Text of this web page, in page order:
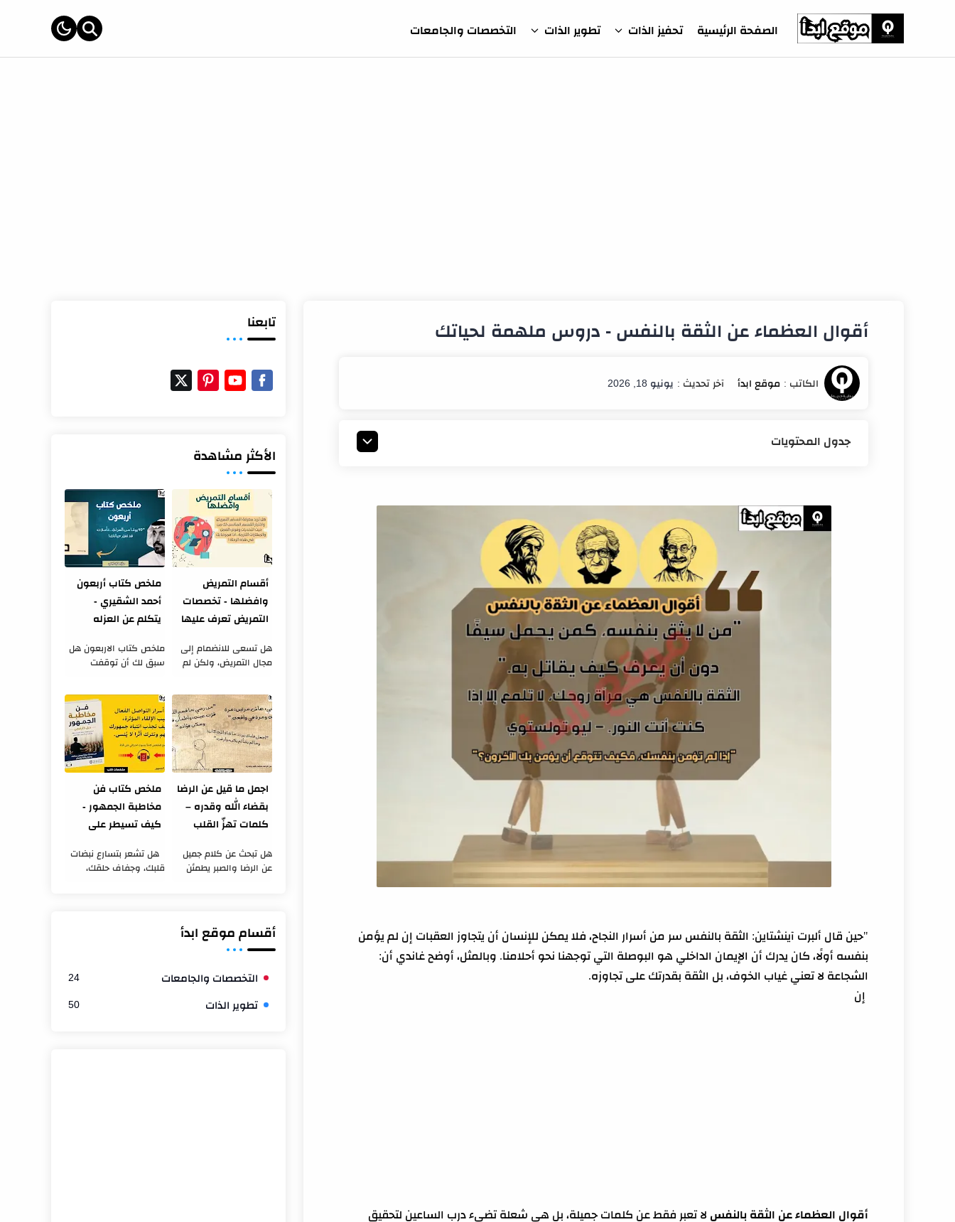
الصفحة الرئيسية تحفيز الذات تطوير الذات التخصصات والجامعات
أقوال العظماء عن الثقة بالنفس - دروس ملهمة لحياتك
يونيو 18, 2026
جدول المحتويات
أقوال إبراهيم الفقي عن الثقة بالنفس
اقوال وليم شكسبير
اقتباسات قصيرة عن الثقة بالنفس
اقتباسات بالإنجليزي عن الثقة بالنفس مترجمة
مقولات عن الثقة بالنفس للواتس
"حين قال ألبرت آينشتاين: الثقة بالنفس سر من أسرار النجاح، فلا يمكن للإنسان أن يتجاوز العقبات إن لم يؤمن
بنفسه أولًا، كان يدرك أن الإيمان الداخلي هو البوصلة التي توجهنا نحو أحلامنا. وبالمثل، أوضح غاندي أن:
الشجاعة لا تعني غياب الخوف، بل الثقة بقدرتك على تجاوزه.
إن
أقوال العظماء عن الثقة بالنفس لا تعبر فقط عن كلمات جميلة، بل هي شعلة تضيء درب الساعين لتحقيق
تابعنا
الأكثر مشاهدة
أقسام التمريض
وافضلها - تخصصات
التمريض تعرف عليها
هل تسعى للانضمام إلى
مجال التمريض، ولكن لم
في معرفة أقسام
التمريض وافضلها من
حيث الصعوبة والسهول...
ملخص كتاب أربعون
أحمد الشقيري -
يتكلم عن العزله
ملخص كتاب الاربعون هل
سبق لك أن توقفت
عزلة لاكتشاف ذاتك
وتحسينها؟ في كتاب
أربعون ، يأخذنا أحمد ...
اجمل ما قيل عن الرضا
بقضاء الله وقدره –
كلمات تهزّ القلب
هل تبحث عن كلام جميل
عن الرضا والصبر يطمئن
تعيد إليك الإيمان والثبات؟
إن الرضا بق...
ملخص كتاب فن
مخاطبة الجمهور -
كيف تسيطر على
هل تشعر بتسارع نبضات
قلبك، وجفاف حلقك،
أقسام موقع ابدأ
التخصصات والجامعات 24
تطوير الذات 50